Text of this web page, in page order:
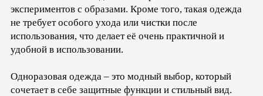
экспериментов с образами. Кроме того, такая одежда
не требует особого ухода или чистки после
использования, что делает её очень практичной и
удобной в использовании.
Одноразовая одежда – это модный выбор, который
сочетает в себе защитные функции и стильный вид.